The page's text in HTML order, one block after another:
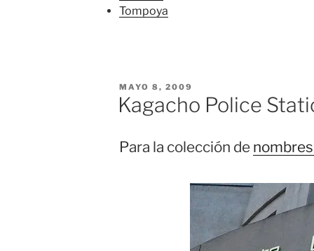
Tompoya
PUBLICADO
EL
MAYO 8, 2009
Kagacho Police
Para la colección de